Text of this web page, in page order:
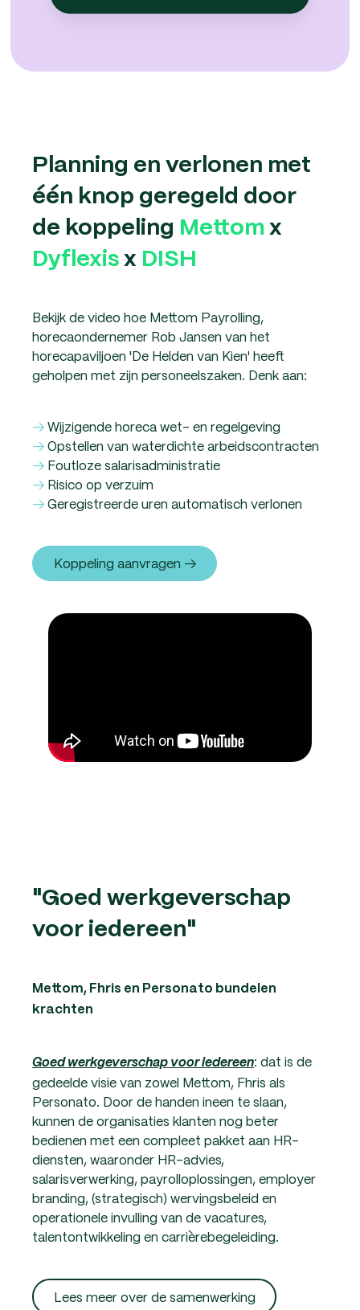
Planning en verlonen met
één knop geregeld door
de koppeling Mettom x
Dyflexis x DISH
Bekijk de video hoe Mettom Payrolling,
horecaondernemer Rob Jansen van het
horecapaviljoen 'De Helden van Kien' heeft
geholpen met zijn personeelszaken. Denk aan:
→Wijzigende horeca wet- en regelgeving
→Opstellen van waterdichte arbeidscontracten
→ Foutloze salarisadministratie
→ Risico op verzuim
→Geregistreerde uren automatisch verlonen
Koppeling aanvragen →
"Goed werkgeverschap
voor iedereen"
Mettom, Fhris en Personato bundelen
krachten
Goed werkgeverschap voor iedereen: dat is de
gedeelde visie van zowel Mettom, Fhris als
Personato. Door de handen ineen te slaan,
kunnen de organisaties klanten nog beter
bedienen met een compleet pakket aan HR-
diensten, waaronder HR-advies,
salarisverwerking, payrolloplossingen, employer
branding, (strategisch) wervingsbeleid en
operationele invulling van de vacatures,
talentontwikkeling en carrièrebegeleiding.
Lees meer over de samenwerking